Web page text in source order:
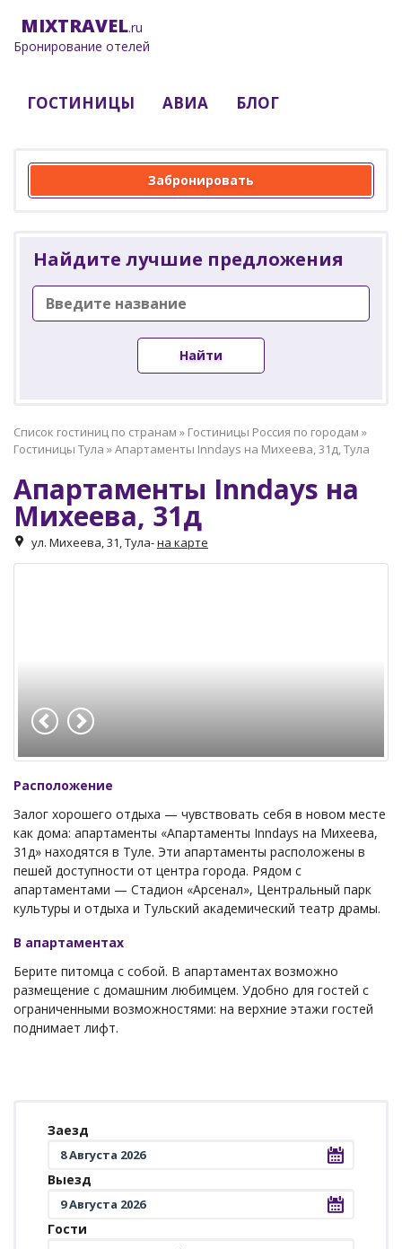
MIXTRAVEL.ru
Бронирование отелей
ГОСТИНИЦЫ АВИА БЛОГ
Забронировать
Найдите лучшие предложения
Найти
Список гостиниц по странам » Гостиницы Россия по городам »
Гостиницы Тула »Апартаменты Inndays на Михеева, 31д, Тула
Апартаменты Inndays на
Михеева, 31д
ул. Михеева, 31, Тула-на карте
Расположение
Залог хорошего отдыха — чувствовать себя в новом месте
как дома: апартаменты «Апартаменты Inndays на Михеева,
31д» находятся в Туле. Эти апартаменты расположены в
пешей доступности от центра города. Рядом с
апартаментами — Стадион «Арсенал», Центральный парк
культуры и отдыха и Тульский академический театр драмы.
В апартаментах
Берите питомца с собой. В апартаментах возможно
размещение с домашним любимцем. Удобно для гостей с
ограниченными возможностями: на верхние этажи гостей
поднимает лифт.
Заезд
Выезд
Гости